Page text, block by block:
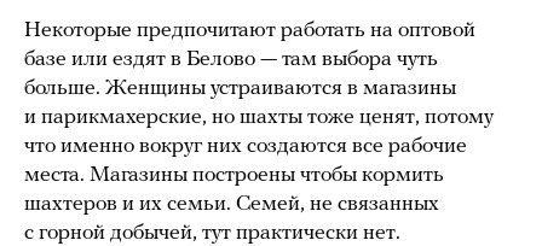
Некоторые предпочитают работать на оптовой
базе или ездят в Белово — там выбора чуть
больше. Женщины устраиваются в магазины
и парикмахерские, но шахты тоже ценят, потому
что именно вокруг них создаются все рабочие
места. Магазины построены чтобы кормить
шахтеров и их семьи. Семей, не связанных
с горной добычей, тут практически нет.